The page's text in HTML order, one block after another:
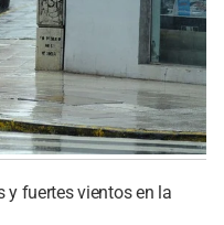
y fuertes vientos en la